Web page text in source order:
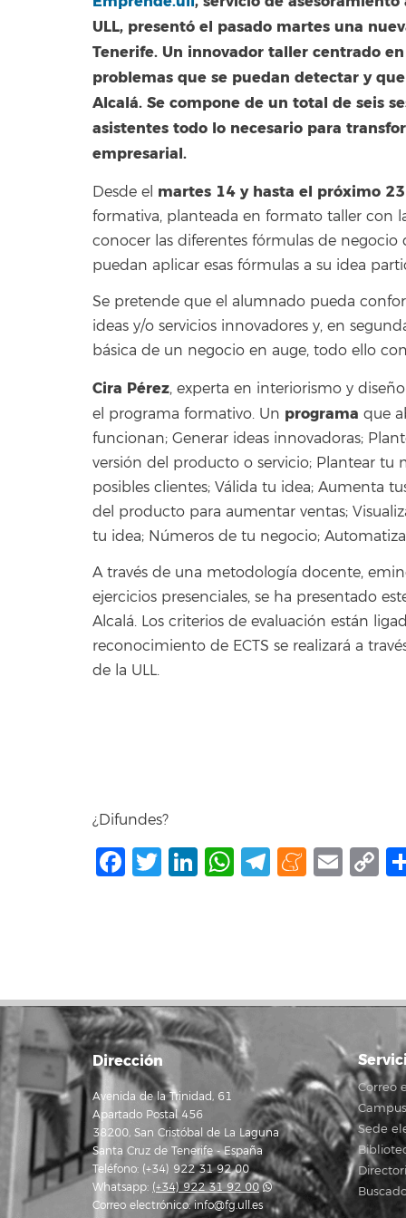
ULL, presentó el pasado martes una
Tenerife. Un innovador taller centrado
problemas que se puedan detectar y
Alcalá. Se compone de un total de seis
asistentes todo lo necesario para
empresarial.
Desde el martes 14 y hasta el próximo
formativa, planteada en formato taller con
conocer las diferentes fórmulas de negocio
puedan aplicar esas fórmulas a su idea
Se pretende que el alumnado pueda
ideas y/o servicios innovadores y, en
básica de un negocio en auge, todo ello
Cira Pérez, experta en interiorismo y
el programa formativo. Un programa que
funcionan; Generar ideas innovadoras;
versión del producto o servicio; Plantear tu
posibles clientes; Válida tu idea; Aumenta
del producto para aumentar ventas;
tu idea; Números de tu negocio;
A través de una metodología docente,
ejercicios presenciales, se ha presentado
Alcalá. Los criterios de evaluación están
reconocimiento de ECTS se realizará a
de la ULL.
¿Difundes?
Facebook
Twitter
LinkedIn
WhatsApp
Telegram
Dirección
Avenida de la Trinidad, 61
Apartado Postal 456
38200, San Cristóbal de La Laguna
Santa Cruz de Tenerife - España
Teléfono: (+34) 922 31 92 00
Whatsapp: (+34) 922 31 92 00
Correo electrónico:info@fg.ull.es
Correo
Sede